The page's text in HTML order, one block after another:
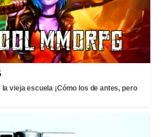
vieja escuela ¡Cómo los de antes, pero